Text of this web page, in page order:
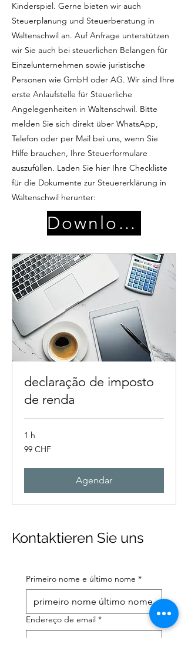
Kinderspiel. Gerne bieten wir auch
Steuerplanung und Steuerberatung in
Waltenschwil an. Auf Anfrage unterstützen
wir Sie auch bei steuerlichen Belangen für
Einzelunternehmen sowie juristische
Personen wie GmbH oder AG. Wir sind Ihre
erste Anlaufstelle für Steuerliche
Angelegenheiten in Waltenschwil. Bitte
melden Sie sich direkt über WhatsApp,
Telefon oder per Mail bei uns, wenn Sie
Hilfe brauchen, Ihre Steuerformulare
auszufüllen. Laden Sie hier Ihre Checkliste
für die Dokumente zur Steuererklärung in
Waltenschwil herunter:
Download
declaração de imposto
de renda
1 h
99
francos
99 CHF
Agendar
Kontaktieren Sie uns
Primeiro nome e último nome *
Endereço de email *